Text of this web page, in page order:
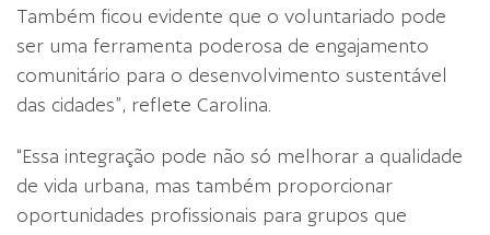
Também ficou evidente que o voluntariado pode
ser uma ferramenta poderosa de engajamento
comunitário para o desenvolvimento sustentável
das cidades”, reflete Carolina.
“Essa integração pode não só melhorar a qualidade
de vida urbana, mas também proporcionar
oportunidades profissionais para grupos que